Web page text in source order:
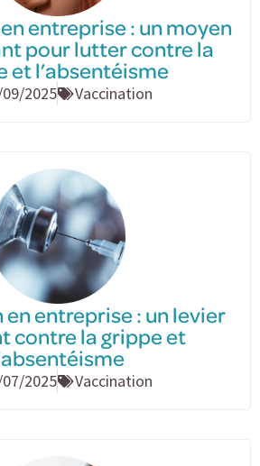
entreprise : un moyen
pour lutter contre la
et l’absentéisme
2025 Vaccination
entreprise : un levier
contre la grippe et
2025 Vaccination